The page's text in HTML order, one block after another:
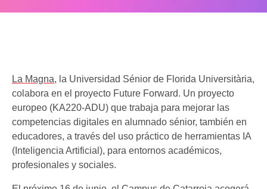
La Magna, la Universidad Sénior de Florida Universitària,
colabora en el proyecto Future Forward. Un proyecto
europeo (KA220-ADU) que trabaja para mejorar las
competencias digitales en alumnado sénior, también en
educadores, a través del uso práctico de herramientas IA
(Inteligencia Artificial), para entornos académicos,
profesionales y sociales.